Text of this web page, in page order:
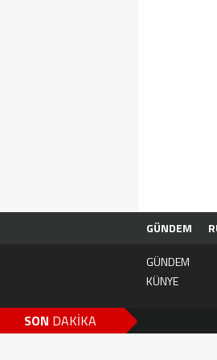
GÜNDEM
GÜNDEM
KÜNYE
SON DAKİKA